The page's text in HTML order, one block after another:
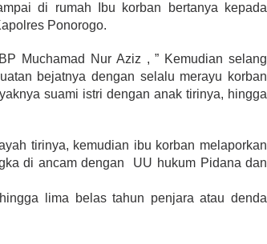
di rumah Ibu korban bertanya kepada
Ponorogo.
Muchamad Nur Aziz , ” Kemudian selang
bejatnya dengan selalu merayu korban
suami istri dengan anak tirinya, hingga
tirinya, kemudian ibu korban melaporkan
di ancam dengan UU hukum Pidana dan
lima belas tahun penjara atau denda